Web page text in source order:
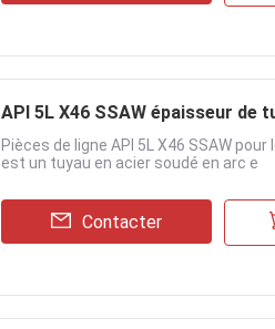
API 5L X46 SSAW épaisseur de
Pièces de ligne API 5L X46 SSAW
est un tuyau en acier soudé en arc e
Contacter